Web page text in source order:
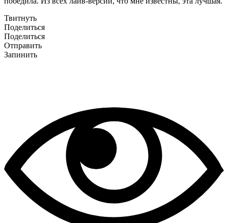
Твитнуть
Поделиться
Поделиться
Отправить
Запинить